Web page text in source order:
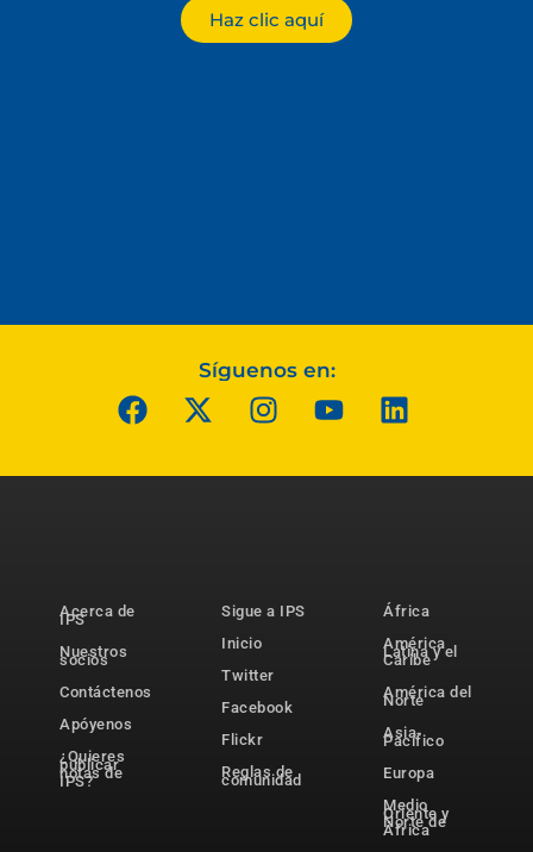
Haz clic aquí
Síguenos en:
Acerca de
IPS
Nuestros
socios
Contáctenos
Apóyenos
¿Quieres
publicar
notas de
IPS?
Sigue a IPS
Inicio
Twitter
Facebook
Flickr
Reglas de
comunidad
África
América
Latina y el
Caribe
América del
Norte
Asia-
Pacífico
Europa
Medio
Oriente y
Norte de
África